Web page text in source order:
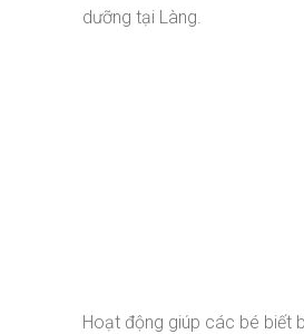
dưỡng tại Làng.
Hoạt động giúp các bé biết